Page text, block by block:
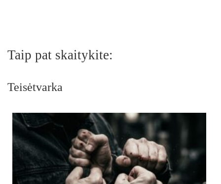
Taip pat skaitykite:
Teisėtvarka